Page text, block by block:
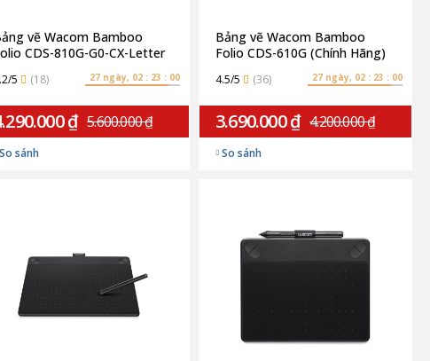
vẽ Wacom Bamboo
CDS-810G-G0-CX-Letter
5 (18) 27 ngày, 02 : 22 : 59
₫ 5.600.000 ₫
So sánh
Bảng vẽ Wacom Bamboo
Folio CDS-610G (Chính Hãng)
4.5/5 (36) 27 ngày, 02 : 22 : 59
3.690.000 ₫ 4.200.000 ₫
So sánh